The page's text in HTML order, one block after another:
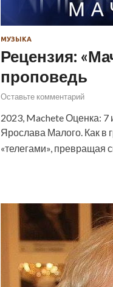
МУЗЫКА
Рецензия:
проповедь
Оставьте комментарий
2023, Machete Оценка: 7
Ярослава Малого. Как в
«телегами», превращая